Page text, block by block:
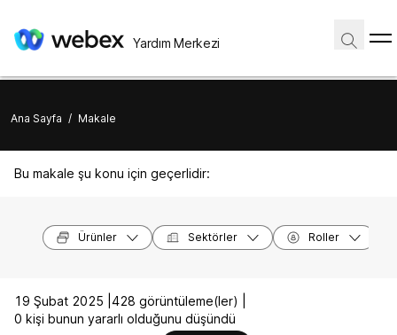
Yardım Merkezi
Ana Sayfa / Makale
Bu makale şu konu için geçerlidir:
Ürünler Sektörler Roller
19 Şubat 2025 | 428 görüntüleme(ler) |
0 kişi bunun yararlı olduğunu düşündü